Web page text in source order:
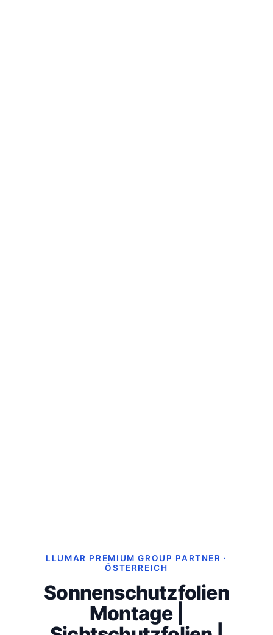
LLUMAR PREMIUM GROUP PARTNER ·
ÖSTERREICH
Sonnenschutzfolien
Montage |